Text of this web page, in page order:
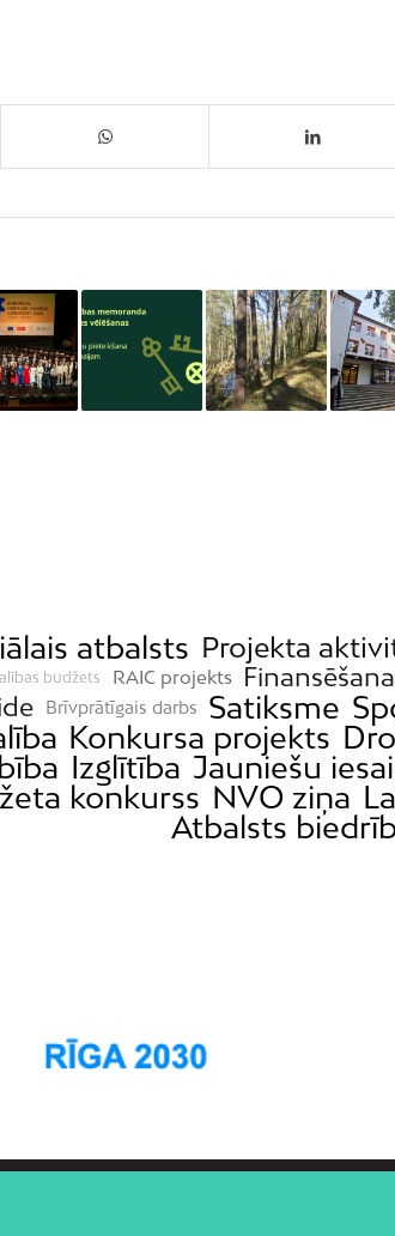
atbalsts Projekta
budžets RAIC projekts
Brīvprātīgais darbs Satiksme
Konkursa projekts
Izglītība Jauniešu
konkurss NVO ziņa
Atbalsts